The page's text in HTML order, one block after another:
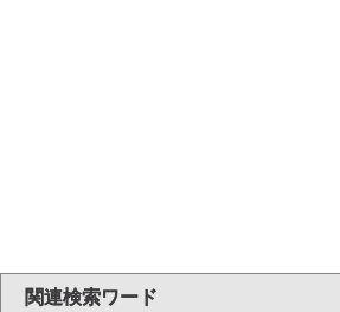
関連検索ワード